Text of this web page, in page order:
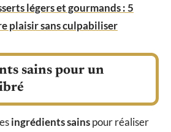
légers et gourmands : 5
plaisir sans culpabiliser
sains pour un
ingrédients sainspour réaliser